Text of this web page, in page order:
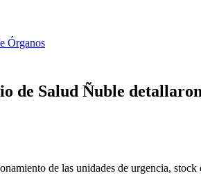
de Salud Ñuble
de las unidades de urgencia,